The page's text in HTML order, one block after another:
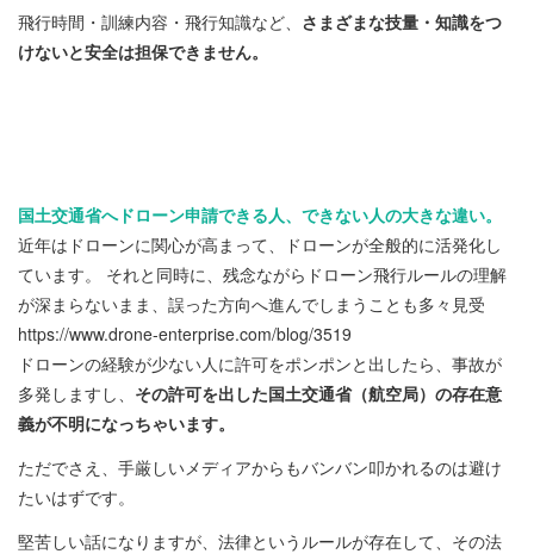
飛行時間・訓練内容・飛行知識など、 さまざまな技量・知識をつ
けないと安全は担保できません。
国土交通省へドローン申請できる人、できない人の大きな違い。
近年はドローンに関心が高まって、ドローンが全般的に活発化し
ています。 それと同時に、残念ながらドローン飛行ルールの理解
が深まらないまま、誤った方向へ進んでしまうことも多々見受
https://www.drone-enterprise.com/blog/3519
ドローンの経験が少ない人に許可をポンポンと出したら、事故が
多発しますし、 その許可を出した国土交通省（航空局）の存在意
義が不明になっちゃいます。
ただでさえ、手厳しいメディアからもバンバン叩かれるのは避け
たいはずです。
堅苦しい話になりますが、法律というルールが存在して、その法